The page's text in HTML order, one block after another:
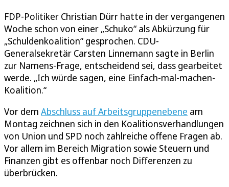
FDP-Politiker Christian Dürr hatte in der vergangenen
Woche schon von einer „Schuko“ als Abkürzung für
„Schuldenkoalition“ gesprochen. CDU-
Generalsekretär Carsten Linnemann sagte in Berlin
zur Namens-Frage, entscheidend sei, dass gearbeitet
werde. „Ich würde sagen, eine Einfach-mal-machen-
Koalition.“
Vor dem Abschluss auf Arbeitsgruppenebene am
Montag zeichnen sich in den Koalitionsverhandlungen
von Union und SPD noch zahlreiche offene Fragen ab.
Vor allem im Bereich Migration sowie Steuern und
Finanzen gibt es offenbar noch Differenzen zu
überbrücken.